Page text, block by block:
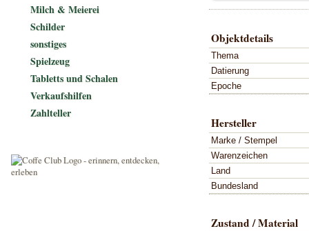
Objektdetails
Thema
Datierung
Epoche
Hersteller
Marke / Stempel
Warenzeichen
Land
Bundesland
Zustand / Material
Milch & Meierei
Schilder
sonstiges
Spielzeug
Tabletts und Schalen
Verkaufshilfen
Zahlteller